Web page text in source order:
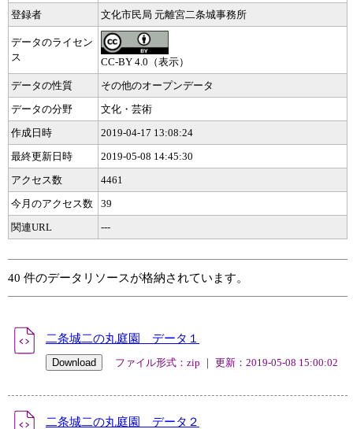
登録者
文化市民局 元離宮二条城事務所
データのライセン
ス
CC-BY 4.0（表示）
データの性質
その他のオープンデータ
データの分野
文化・芸術
作成日時
2019-04-17 13:08:24
最終更新日時
2019-05-08 14:45:30
アクセス数
4461
今月のアクセス数
39
関連URL
---
40 件のデータリソースが格納されています。
二条城二の丸庭園 データ１
ファイル形式：zip ｜ 更新：2019-05-08 15:00:02
二条城二の丸庭園 データ２